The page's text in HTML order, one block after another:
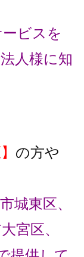
ビスを
人様に知
の方や
城東区、
宮区、